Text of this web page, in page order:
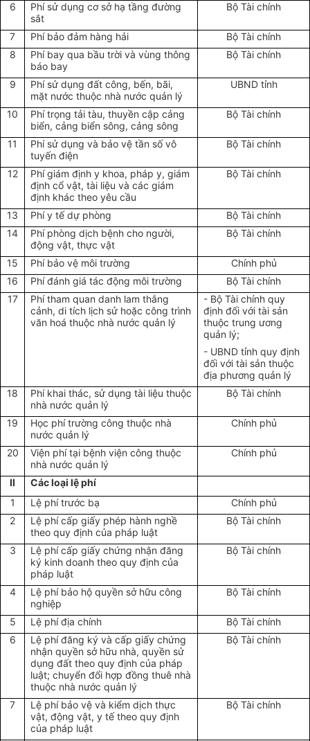
6
Phí sử dụng cơ sở hạ tầng đường
sắt
Bộ Tài chính
7 Phí bảo đảm hàng hải
Bộ Tài chính
8
Phí bay qua bầu trời và vùng thông
báo bay
Bộ Tài chính
9
Phí sử dụng đất công, bến, bãi,
mặt nước thuộc nhà nước quản lý
UBND tỉnh
10
Phí trọng tải tàu, thuyền cập cảng
biển, cảng biển sông, cảng sông
Bộ Tài chính
11
Phí sử dụng và bảo vệ tần số vô
tuyến điện
Bộ Tài chính
12
Phí giám định y khoa, pháp y, giám
định cổ vật, tài liệu và các giám
định khác theo yêu cầu
Bộ Tài chính
13 Phí y tế dự phòng
Bộ Tài chính
14
Phí phòng dịch bệnh cho người,
động vật, thực vật
Bộ Tài chính
15 Phí bảo vệ môi trường
Chính phủ
16
Phí đánh giá tác động môi trường
Bộ Tài chính
17
Phí tham quan danh lam thắng
cảnh, di tích lịch sử hoặc công trình
văn hoá thuộc nhà nước quản lý
- Bộ Tài chính quy
định đối với tài sản
thuộc trung ương
quản lý;
- UBND tỉnh quy định
đối với tài sản thuộc
địa phương quản lý
18
Phí khai thác, sử dụng tài liệu thuộc
nhà nước quản lý
Bộ Tài chính
19
Học phí trường công thuộc nhà
nước quản lý
Chính phủ
20
Viện phí tại bệnh viện công thuộc
nhà nước quản lý
Chính phủ
II
Các loại lệ phí
1
Lệ phí trước bạ
Chính phủ
2
Lệ phí cấp giấy phép hành nghề
theo quy định của pháp luật
Bộ Tài chính
3
Lệ phí cấp giấy chứng nhận đăng
ký kinh doanh theo quy định của
pháp luật
Bộ Tài chính
4
Lệ phí bảo hộ quyền sở hữu công
nghiệp
Bộ Tài chính
5 Lệ phí địa chính
Bộ Tài chính
6
Lệ phí đăng ký và cấp giấy chứng
nhận quyền sở hữu nhà, quyền sử
dụng đất theo quy định của pháp
luật; chuyển đổi hợp đồng thuê nhà
thuộc nhà nước quản lý
Bộ Tài chính
7
Lệ phí bảo vệ và kiểm dịch thực
vật, động vật, y tế theo quy định
của pháp luật
Bộ Tài chính